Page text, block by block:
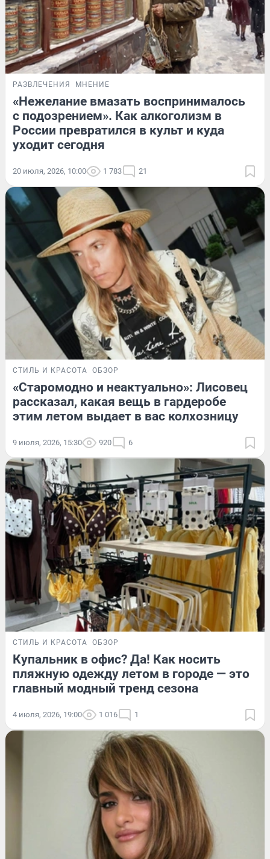
РАЗВЛЕЧЕНИЯ МНЕНИЕ
«Нежелание вмазать воспринималось
с подозрением». Как алкоголизм в
России превратился в культ и куда
уходит сегодня
20 июля, 2026, 10:00 1 783 21
СТИЛЬ И КРАСОТА ОБЗОР
«Старомодно и неактуально»: Лисовец
рассказал, какая вещь в гардеробе
этим летом выдает в вас колхозницу
9 июля, 2026, 15:30 920 6
СТИЛЬ И КРАСОТА ОБЗОР
Купальник в офис? Да! Как носить
пляжную одежду летом в городе — это
главный модный тренд сезона
4 июля, 2026, 19:00 1 016 1